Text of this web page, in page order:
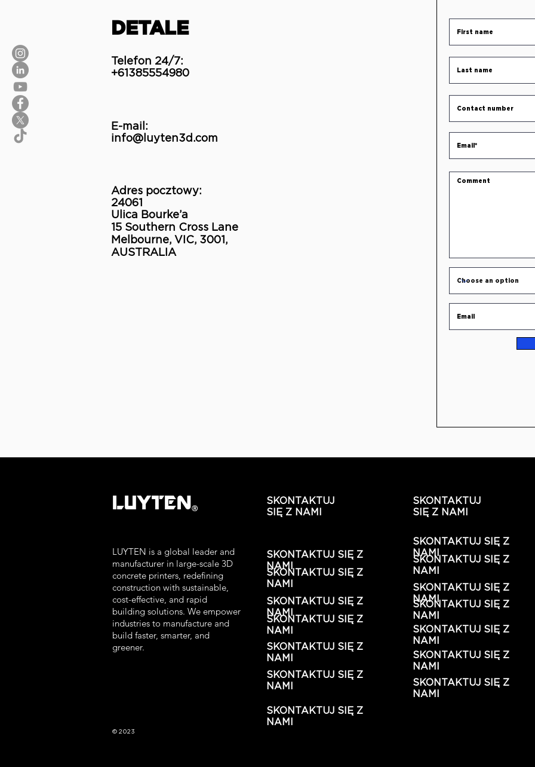
DETALE
Telefon 24/7:
+61385554980
E-mail:​
info@luyten3d.com
Adres pocztowy:​
24061
Ulica Bourke’a
15 Southern Cross Lane
Melbourne, VIC, 3001,
AUSTRALIA
LUYTENⓇ
LUYTEN is a global leader and
manufacturer in large-scale 3D
concrete printers, redefining
construction with sustainable,
cost-effective, and rapid
building solutions. We empower
industries to manufacture and
build faster, smarter, and
greener.
SKONTAKTUJ
SIĘ Z NAMI
SKONTAKTUJ SIĘ Z
NAMI
SKONTAKTUJ SIĘ Z
NAMI
SKONTAKTUJ SIĘ Z
NAMI
SKONTAKTUJ SIĘ Z
NAMI
SKONTAKTUJ SIĘ Z
NAMI
SKONTAKTUJ SIĘ Z
NAMI
© 2023
SKONTAKTUJ
SIĘ Z NAMI
SKONTAKTUJ SIĘ Z
NAMI
SKONTAKTUJ SIĘ Z
NAMI
SKONTAKTUJ SIĘ Z
NAMI
SKONTAKTUJ SIĘ Z
NAMI
SKONTAKTUJ SIĘ Z
NAMI
SKONTAKTUJ SIĘ Z
NAMI
SKONTAKTUJ SIĘ Z
NAMI
SKONTAKTUJ SIĘ Z
NAMI